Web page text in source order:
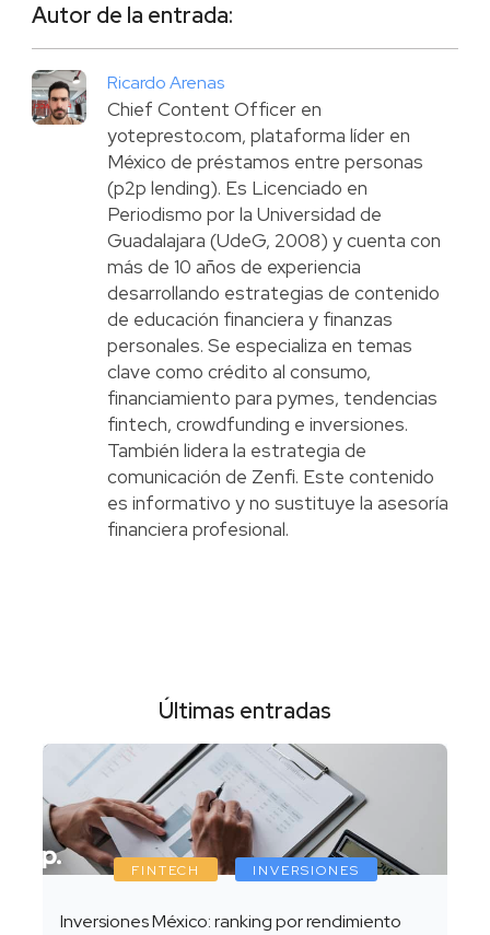
Autor de la entrada:
Ricardo Arenas
Chief Content Officer en
yotepresto.com, plataforma líder en
México de préstamos entre personas
(p2p lending). Es Licenciado en
Periodismo por la Universidad de
Guadalajara (UdeG, 2008) y cuenta con
más de 10 años de experiencia
desarrollando estrategias de contenido
de educación financiera y finanzas
personales. Se especializa en temas
clave como crédito al consumo,
financiamiento para pymes, tendencias
fintech, crowdfunding e inversiones.
También lidera la estrategia de
comunicación de Zenfi. Este contenido
es informativo y no sustituye la asesoría
financiera profesional.
Últimas entradas
FINTECH INVERSIONES
Inversiones México: ranking por rendimiento